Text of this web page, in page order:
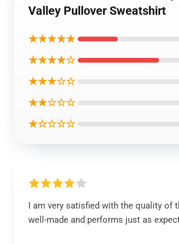
Valley Pullover Sweatshirt
★★★★★
★★★★☆
★★★☆☆
★★☆☆☆
★☆☆☆☆
I am very satisfied with the quality of
well-made and performs just as